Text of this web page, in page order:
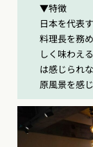
▼特徴
⽇本を代表
料理長を務
しく味わえ
は感じられ
原風景を感